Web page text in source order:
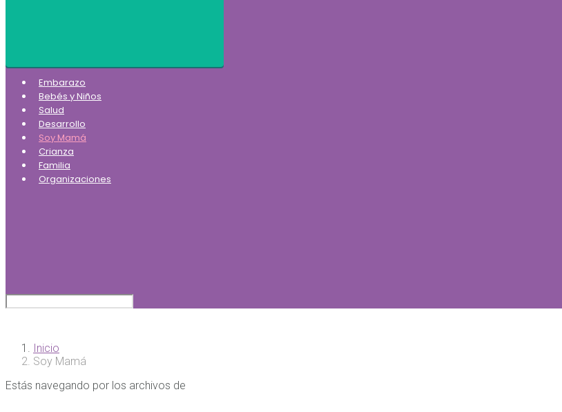
Embarazo
Bebés y Niños
Salud
Desarrollo
Soy Mamá
Crianza
Familia
Organizaciones
Inicio
Soy Mamá
Estás navegando por los archivos de